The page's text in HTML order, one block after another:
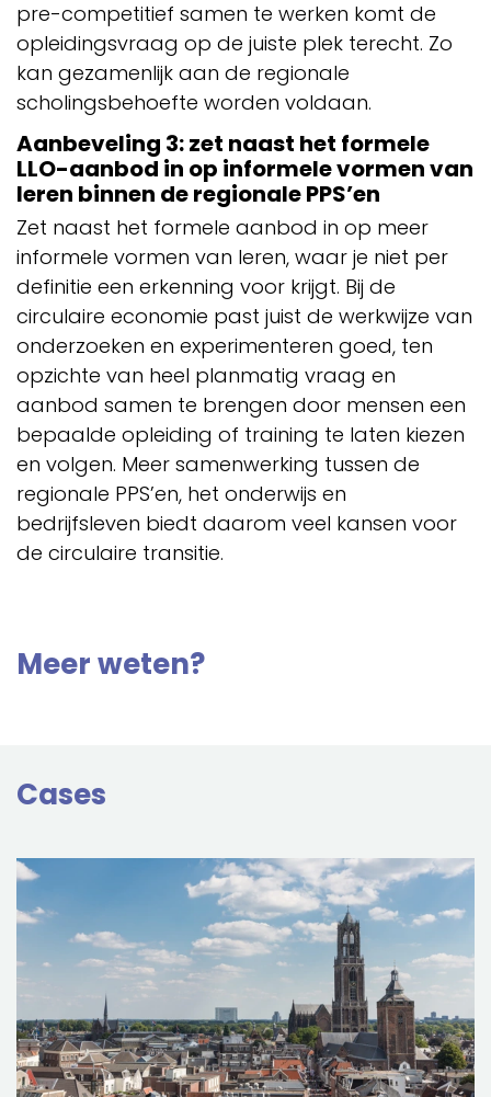
pre-competitief samen te werken komt de
opleidingsvraag op de juiste plek terecht. Zo
kan gezamenlijk aan de regionale
scholingsbehoefte worden voldaan.
Aanbeveling 3: zet naast het formele
LLO-aanbod in op informele vormen van
leren binnen de regionale PPS’en
Zet naast het formele aanbod in op meer
informele vormen van leren, waar je niet per
definitie een erkenning voor krijgt. Bij de
circulaire economie past juist de werkwijze van
onderzoeken en experimenteren goed, ten
opzichte van heel planmatig vraag en
aanbod samen te brengen door mensen een
bepaalde opleiding of training te laten kiezen
en volgen. Meer samenwerking tussen de
regionale PPS’en, het onderwijs en
bedrijfsleven biedt daarom veel kansen voor
de circulaire transitie.
Meer weten?
Cases